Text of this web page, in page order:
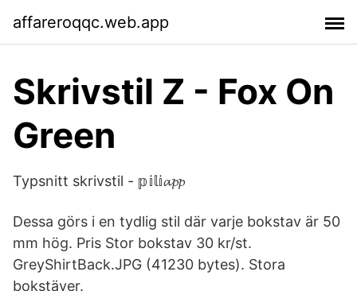
affareroqqc.web.app
Skrivstil Z - Fox On
Green
Typsnitt skrivstil - 𝕡𝕚𝕝𝕚𝓪𝓹𝓹
Dessa görs i en tydlig stil där varje bokstav är 50
mm hög. Pris Stor bokstav 30 kr/st.
GreyShirtBack.JPG (41230 bytes). Stora
bokstäver.